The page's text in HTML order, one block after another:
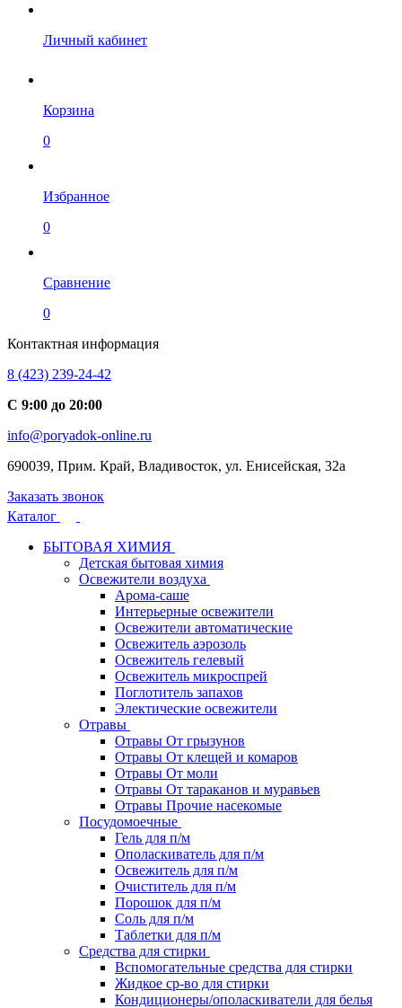
Личный кабинет
Корзина
0
Избранное
0
Сравнение
0
Контактная информация
8 (423) 239-24-42
С 9:00 до 20:00
info@poryadok-online.ru
690039, Прим. Край, Владивосток, ул. Енисейская, 32а
Заказать звонок
Каталог
БЫТОВАЯ ХИМИЯ
Детская бытовая химия
Освежители воздуха
Арома-саше
Интерьерные освежители
Освежители автоматические
Освежитель аэрозоль
Освежитель гелевый
Освежитель микроспрей
Поглотитель запахов
Электические освежители
Отравы
Отравы От грызунов
Отравы От клещей и комаров
Отравы От моли
Отравы От тараканов и муравьев
Отравы Прочие насекомые
Посудомоечные
Гель для п/м
Ополаскиватель для п/м
Освежитель для п/м
Очиститель для п/м
Порошок для п/м
Соль для п/м
Таблетки для п/м
Средства для стирки
Вспомогательные средства для стирки
Жидкое ср-во для стирки
Кондиционеры/ополаскиватели для белья